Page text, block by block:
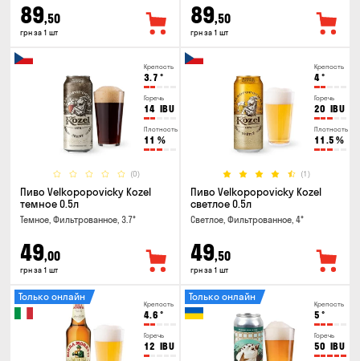
89,50
грн за 1 шт
89,50
грн за 1 шт
Крепость
3.7 °
Горечь
14 IBU
Плотность
11 %
(0)
Пиво Velkopopovicky Kozel
темное 0.5л
Темное, Фильтрованное, 3.7°
49,00
грн за 1 шт
Крепость
4°
Горечь
20 IBU
Плотность
11.5 %
(1)
Пиво Velkopopovicky Kozel
светлое 0.5л
Светлое, Фильтрованное, 4°
49,50
грн за 1 шт
Крепость
4.6 °
Горечь
12 IBU
Только онлайн
Крепость
5 °
Горечь
50 IBU
Только онлайн